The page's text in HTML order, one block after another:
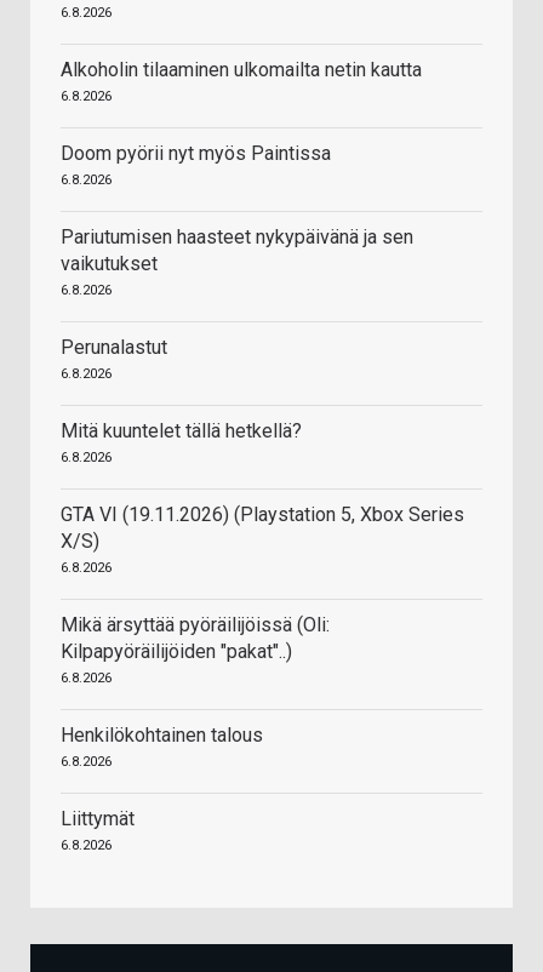
6.8.2026
Alkoholin tilaaminen ulkomailta netin kautta
6.8.2026
Doom pyörii nyt myös Paintissa
6.8.2026
Pariutumisen haasteet nykypäivänä ja sen
vaikutukset
6.8.2026
Perunalastut
6.8.2026
Mitä kuuntelet tällä hetkellä?
6.8.2026
GTA VI (19.11.2026) (Playstation 5, Xbox Series
X/S)
6.8.2026
Mikä ärsyttää pyöräilijöissä (Oli:
Kilpapyöräilijöiden "pakat"..)
6.8.2026
Henkilökohtainen talous
6.8.2026
Liittymät
6.8.2026